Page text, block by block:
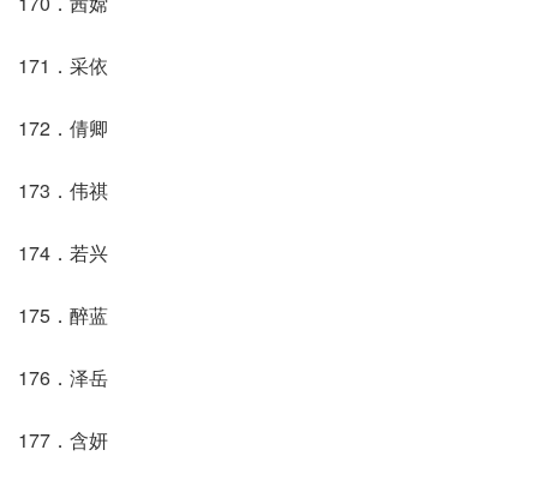
171．采依
172．倩卿
173．伟祺
174．若兴
175．醉蓝
176．泽岳
177．含妍